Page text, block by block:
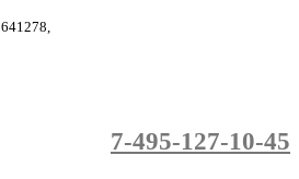
7-495-127-10-45